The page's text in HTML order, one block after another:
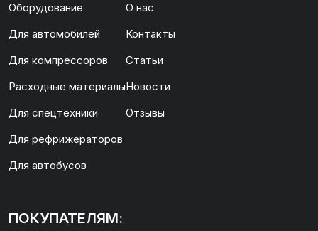
Оборудование
Для автомобилей
Для компрессоров
Расходные материалы
Для спецтехники
Для рефрижераторов
Для автобусов
О нас
Контакты
Статьи
Новости
Отзывы
ПОКУПАТЕЛЯМ: